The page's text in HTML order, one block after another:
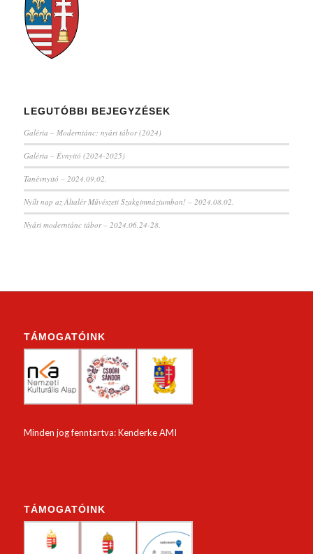
LEGUTÓBBI BEJEGYZÉSEK
Galéria – Moderntánc: nyári tábor (2024)
Galéria – Évnyitó (2024-2025)
Tanévnyitó – 2024.09.02.
Nyílt nap az Általér Művészeti Szakgimnáziumban! – 2024.08.02.
Nyári moderntánc tábor – 2024.06.24-28.
TÁMOGATÓINK
Minden jog fenntartva: Kenderke AMI
TÁMOGATÓINK